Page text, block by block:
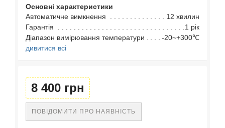
Основні характеристики
Автоматичне вимкнення
12 хвилин
Гарантія
1 рік
Діапазон вимірювання температури
-20~+300℃
дивитися всі
8 400 грн
ПОВІДОМИТИ ПРО НАЯВНІСТЬ